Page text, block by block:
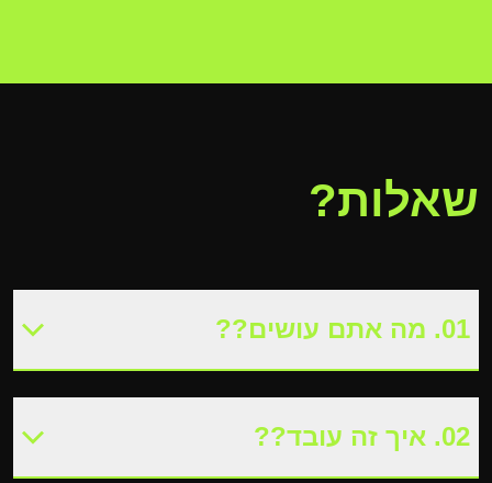
שאלות?
01
. מה אתם עושים??
02
. איך זה עובד??